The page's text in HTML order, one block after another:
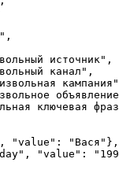
источник",
канал",
ключевая
"value": "Вася"},
"value":